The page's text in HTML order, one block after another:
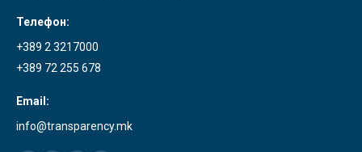
Телефон:
+389 2 3217000
+389 72 255 678
Email:
info@transparency.mk